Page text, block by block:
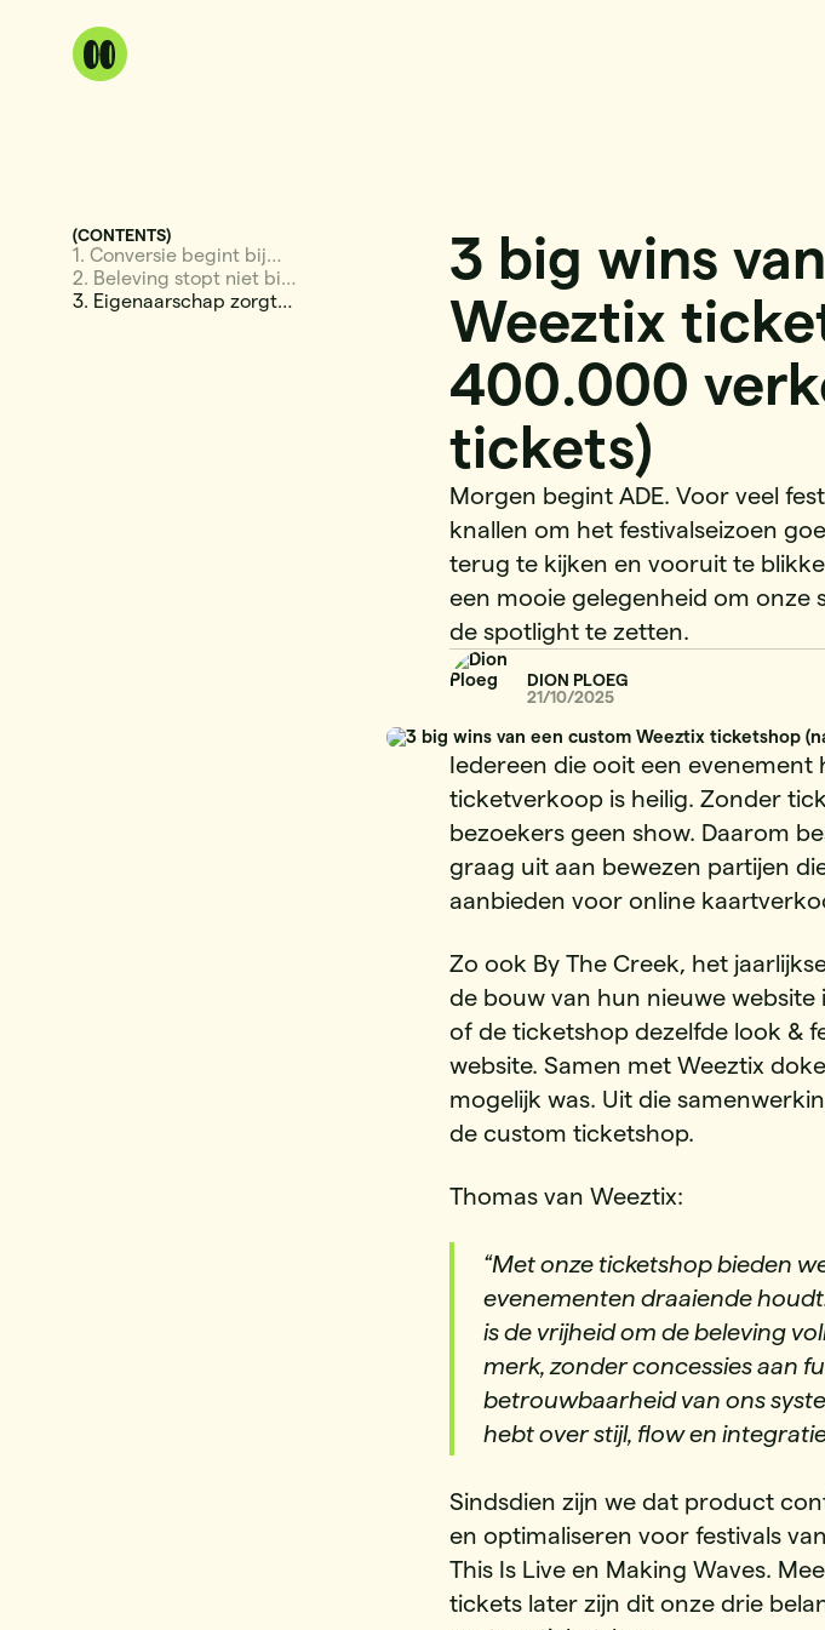
(CONTENTS)
1. Conversie begint bij
vertrouwen
2. Beleving stopt niet bij
het afrekenen
3. Eigenaarschap zorgt
3 big wins
Weeztix
400.000
tickets)
Morgen begint ADE. Voor veel
knallen om het festivalseizoen
terug te kijken en vooruit te
een mooie gelegenheid om onze
de spotlight te zetten.
DION PLOEG
21/10/2025
Iedereen die ooit een
ticketverkoop is heilig. Zonder
bezoekers geen show. Daarom
graag uit aan bewezen partijen
aanbieden voor online
Zo ook By The Creek, het
de bouw van hun nieuwe
of de ticketshop dezelfde look &
website. Samen met Weeztix
mogelijk was. Uit die
de custom ticketshop.
Thomas van Weeztix:
“Met onze ticketshop bieden
evenementen draaiende
is de vrijheid om de beleving
merk, zonder concessies aan
betrouwbaarheid van ons
hebt over stijl, flow en
Sindsdien zijn we dat product
en optimaliseren voor festivals
This Is Live en Making Waves.
tickets later zijn dit onze drie